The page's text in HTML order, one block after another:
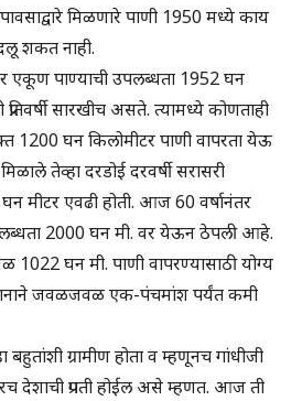
मिळणारे पाणी 1950 मध्ये काय
शकत नाही.
एकूण पाण्याची उपलब्धता 1952 घन
सारखीच असते. त्यामध्ये कोणताही
1200 घन किलोमीटर पाणी वापरता येऊ
तेव्हा दरडोई दरवर्षी सरासरी
मीटर एवढी होती. आज 60 वर्षानंतर
2000 घन मी. वर येऊन ठेपली आहे.
घन मी. पाणी वापरण्यासाठी योग्य
जवळजवळ एक-पंचमांश पर्यंत कमी
बहुतांशी ग्रामीण होता व म्हणूनच गांधीजी
देशाची प्रगती होईल असे म्हणत. आज ती